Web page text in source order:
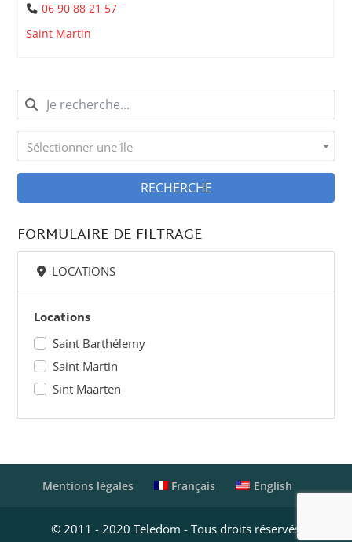
06 90 88 21 57
Saint Martin
Sélectionner une île
RECHERCHE
FORMULAIRE DE FILTRAGE
LOCATIONS
Locations
Saint Barthélemy
Saint Martin
Sint Maarten
Mentions légales Français English
© 2011 - 2020 Teledom - Tous droits réservés